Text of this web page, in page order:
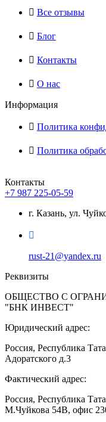
Все отзывы
Блог
Контакты
О нас
Информация
Политика
Политика
Контакты
+7 987 225-05-59
г. Казань, ул.
rust-21@yandex.ru
Реквизиты
ОБЩЕСТВО С
"БНК ИНВЕСТ"
Юридический адрес:
Россия, Республика
Адоратского д.3
Фактический адрес:
Россия, Республика
М.Чуйкова 54В, офис